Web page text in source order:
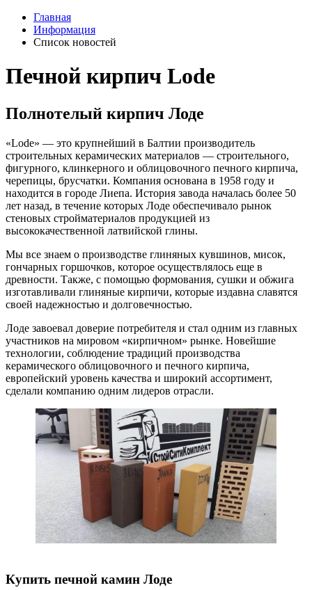
Главная
Информация
Список новостей
Печной кирпич Lode
Полнотелый кирпич Лоде
«Lode» — это крупнейший в Балтии производитель
строительных керамических материалов — строительного,
фигурного, клинкерного и облицовочного печного кирпича,
черепицы, брусчатки. Компания основана в 1958 году и
находится в городе Лиепа. История завода началась более 50
лет назад, в течение которых Лоде обеспечивало рынок
стеновых стройматериалов продукцией из
высококачественной латвийской глины.
Мы все знаем о производстве глиняных кувшинов, мисок,
гончарных горшочков, которое осуществлялось еще в
древности. Также, с помощью формования, сушки и обжига
изготавливали глиняные кирпичи, которые издавна славятся
своей надежностью и долговечностью.
Лоде завоевал доверие потребителя и стал одним из главных
участников на мировом «кирпичном» рынке. Новейшие
технологии, соблюдение традиций производства
керамического облицовочного и печного кирпича,
европейский уровень качества и широкий ассортимент,
сделали компанию одним лидеров отрасли.
Купить печной камин Лоде